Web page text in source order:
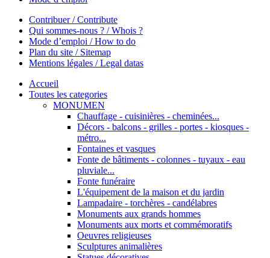
Contribuer / Contribute
Qui sommes-nous ? / Whois ?
Mode d’emploi / How to do
Plan du site / Sitemap
Mentions légales / Legal datas
Accueil
Toutes les categories
MONUMEN
Chauffage - cuisinières - cheminées...
Décors - balcons - grilles - portes - kiosques -
métro...
Fontaines et vasques
Fonte de bâtiments - colonnes - tuyaux - eau
pluviale...
Fonte funéraire
L'équipement de la maison et du jardin
Lampadaire - torchères - candélabres
Monuments aux grands hommes
Monuments aux morts et commémoratifs
Oeuvres religieuses
Sculptures animalières